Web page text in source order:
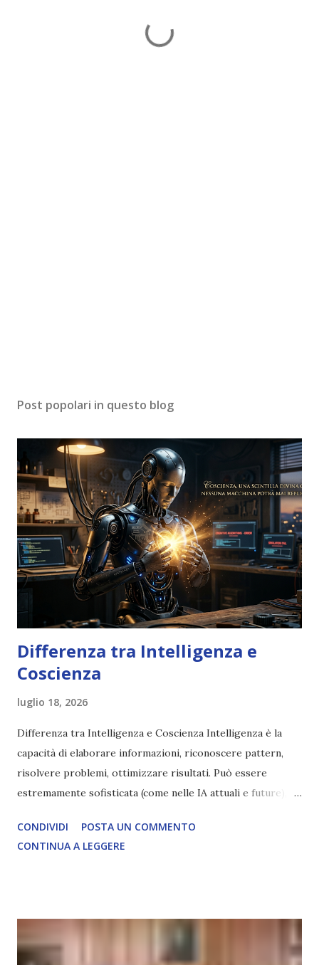
Post popolari in questo blog
Differenza tra Intelligenza e
Coscienza
luglio 18, 2026
Differenza tra Intelligenza e Coscienza Intelligenza è la
capacità di elaborare informazioni, riconoscere pattern,
risolvere problemi, ottimizzare risultati. Può essere
estremamente sofisticata (come nelle IA attuali e future),
soggettiva, non prova vero amore, non ha libero arbitrio
autentico, non ha connessione con l’Uno. Coscienza è la
che permette di scegliere per amore anche quando non è la
scelta più efficiente. È ciò che ci collega all’Uno Infinito.
CONDIVIDI
POSTA UN COMMENTO
CONTINUA A LEGGERE